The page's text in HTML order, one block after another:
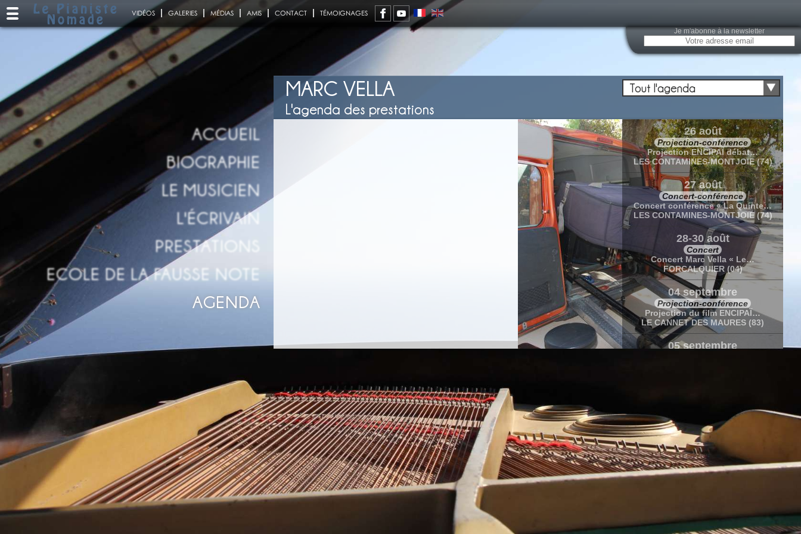
MARC VELLA
L'agenda des prestations
Tout l'agenda
26 août
Projection-conférence
Projection ENCIPAÏ débat…
LES CONTAMINES-MONTJOIE (74)
27 août
Concert-conférence
Concert conférence « La Quinte…
LES CONTAMINES-MONTJOIE (74)
28-30 août
Concert
Concert Marc Vella « Le…
FORCALQUIER (04)
04 septembre
Projection-conférence
Projection du film ENCIPAÏ…
LE CANNET DES MAURES (83)
05 septembre
Rendre belles les fausses notes de…
LE CANNET DES MAURES (83)
12 septembre
Concert lectures et photographies
Soif de vie « Théâtre et impros…
Caravane Amoureuse
Caravane amoureuse en Polynésie…
VIDÉOS GALERIES MÉDIAS AMIS CONTACT TÉMOIGNAGES
ACCUEIL
BIOGRAPHIE
LE MUSICIEN
L'ÉCRIVAIN
PRESTATIONS
ECOLE DE LA FAUSSE NOTE
AGENDA
Je m'abonne à la newsletter